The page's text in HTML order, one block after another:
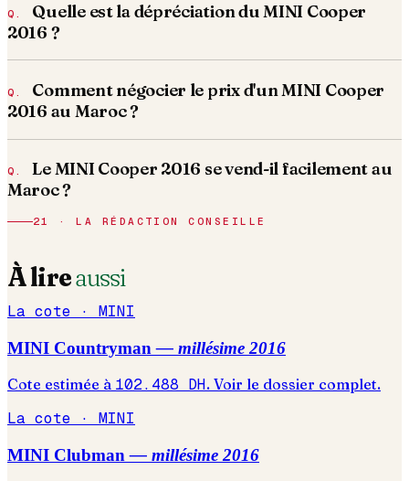
Quelle est la dépréciation du MINI Cooper
2016 ?
Comment négocier le prix d'un MINI Cooper
2016 au Maroc ?
Le MINI Cooper 2016 se vend-il facilement au
Maroc ?
21 · LA RÉDACTION CONSEILLE
À lireaussi
La cote · MINI
MINI Countryman — millésime 2016
Cote estimée à 102.488 DH. Voir le dossier complet.
La cote · MINI
MINI Clubman — millésime 2016